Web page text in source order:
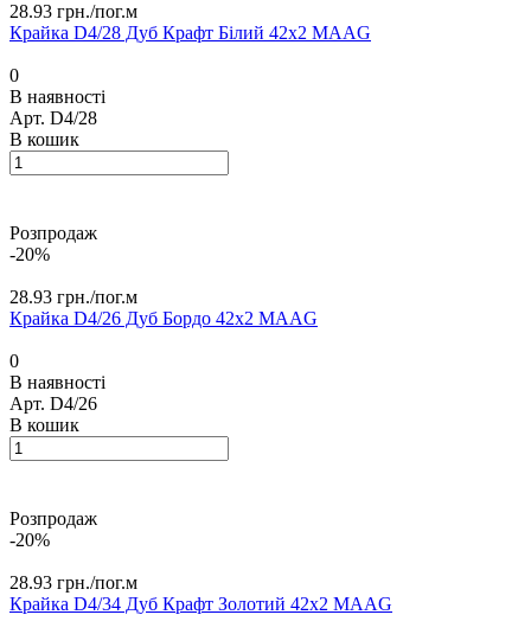
28.93 грн./пог.м
Крайка D4/28 Дуб Крафт Білий 42х2 MАAG
0
В наявності
Арт. D4/28
В кошик
Розпродаж
-20%
28.93 грн./пог.м
Крайка D4/26 Дуб Бордо 42х2 MAАG
0
В наявності
Арт. D4/26
В кошик
Розпродаж
-20%
28.93 грн./пог.м
Крайка D4/34 Дуб Крафт Золотий 42х2 MAАG